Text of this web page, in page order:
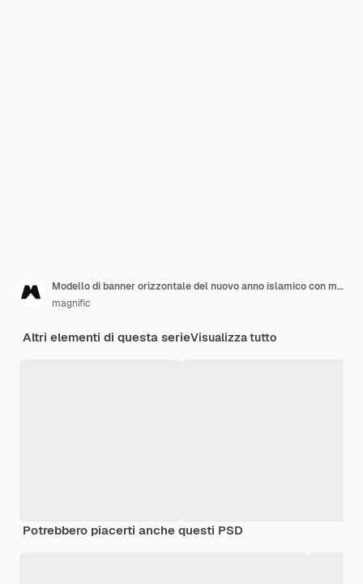
Modello di banner orizzontale del nuovo anno islamico con motivo arabo
magnific
Altri elementi di questa serieVisualizza tutto
Potrebbero piacerti anche questi PSD